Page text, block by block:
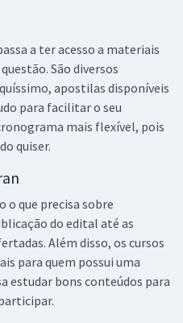
a ter acesso a materiais
São diversos
apostilas disponíveis
para facilitar o seu
mais flexível, pois
quiser.
o que precisa sobre
do edital até as
Além disso, os cursos
para quem possui uma
estudar bons conteúdos para